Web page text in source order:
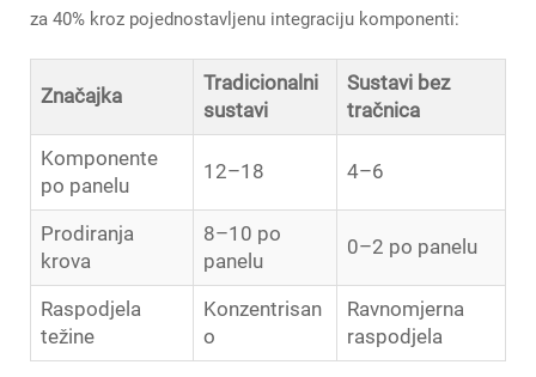
za 40% kroz pojednostavljenu integraciju komponenti:
Značajka
Tradicionalni
sustavi
Sustavi bez
tračnica
Komponente
po panelu
12–18 4–6
Prodiranja
krova
8–10 po
panelu
0–2 po panelu
Raspodjela
težine
Konzentrisan
o
Ravnomjerna
raspodjela